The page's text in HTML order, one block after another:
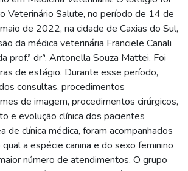
Veterinário Salute, no período de 14 de
de 2022, na cidade de Caxias do Sul,
da médica veterinária Franciele Canali
prof.ª drª. Antonella Souza Mattei. Foi
de estágio. Durante esse período,
consultas, procedimentos
de imagem, procedimentos cirúrgicos,
e evolução clínica dos pacientes
de clínica médica, foram acompanhados
a espécie canina e do sexo feminino
número de atendimentos. O grupo